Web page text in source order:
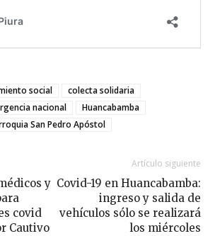
social
colecta solidaria
nacional
Huancabamba
San Pedro Apóstol
y
covid
Cautivo
Artículo siguiente
Covid-19 en Huancabamba:
ingreso y salida de
vehículos sólo se realizará
los miércoles